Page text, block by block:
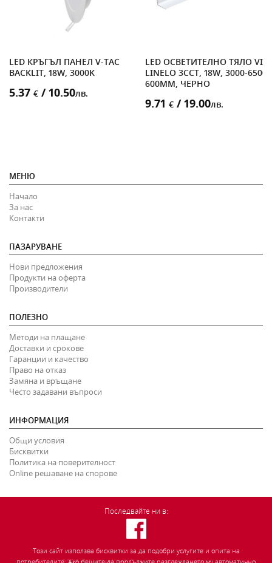
Този сайт използва бисквитки за да подобри услугите и опита на
LED КРЪГЪЛ ПАНЕЛ V-TAC
BACKLIT, 18W, 3000K
5.37 € / 10.50лв.
LED ОСВЕТИТЕЛНО ТЯЛО
LINELO 3CCT, 18W, 3000-
600MM, ЧЕРНО
9.71 € / 19.00лв.
МЕНЮ
Начало
За нас
Контакти
ПАЗАРУВАНЕ
Нови предложения
Продукти на оферта
Производители
ПОЛЕЗНО
Методи на плащане
Доставки и срокове
Гаранции и качество
Право на отказ
Замяна и връщане
Често задавани въпроси
ИНФОРМАЦИЯ
Общи условия
Бисквитки
Политика на поверителност
Online решаване на спорове
Последвайте ни в: